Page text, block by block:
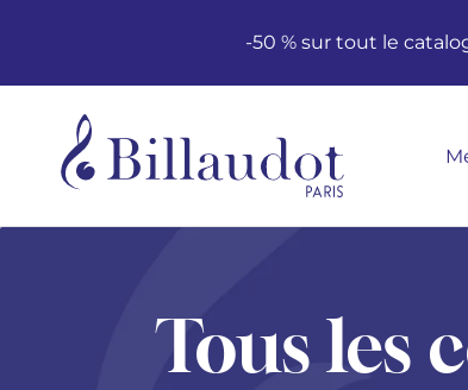
-50 % sur tout le
Tous les